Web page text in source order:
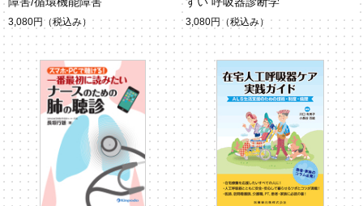
3,080円 （税込み） 3,080円 （税込み）